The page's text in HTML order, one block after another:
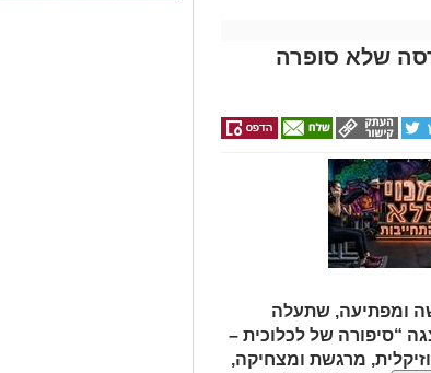
שלא סופרה
ומפתיעה, שתעלה
“סיפורה של לכלוכית –
מרגשת ומצחיקה,